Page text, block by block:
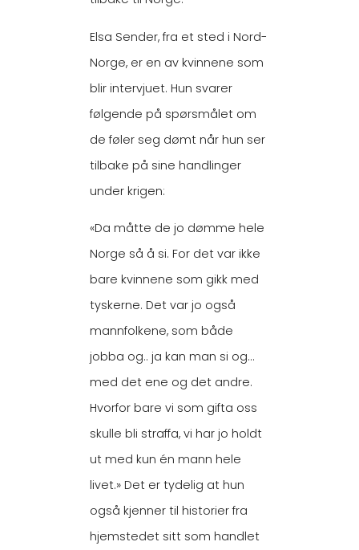
Elsa Sender, fra et sted i Nord-
Norge, er en av kvinnene som
blir intervjuet. Hun svarer
følgende på spørsmålet om
de føler seg dømt når hun ser
tilbake på sine handlinger
under krigen:
«Da måtte de jo dømme hele
Norge så å si. For det var ikke
bare kvinnene som gikk med
tyskerne. Det var jo også
mannfolkene, som både
jobba og.. ja kan man si og…
med det ene og det andre.
Hvorfor bare vi som gifta oss
skulle bli straffa, vi har jo holdt
ut med kun én mann hele
livet.» Det er tydelig at hun
også kjenner til historier fra
hjemstedet sitt som handlet